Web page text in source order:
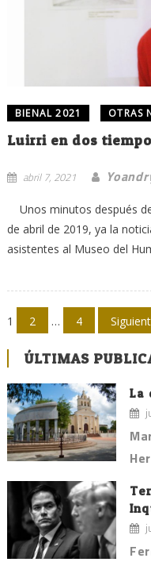
BIENAL 2021 OTRAS
Luirri en dos
abril 7, 2021
Unos minutos después
de abril de 2019, ya la
asistentes al Museo del
Navegación
de
entradas
1 2 … 4
ÚLTIMAS
La